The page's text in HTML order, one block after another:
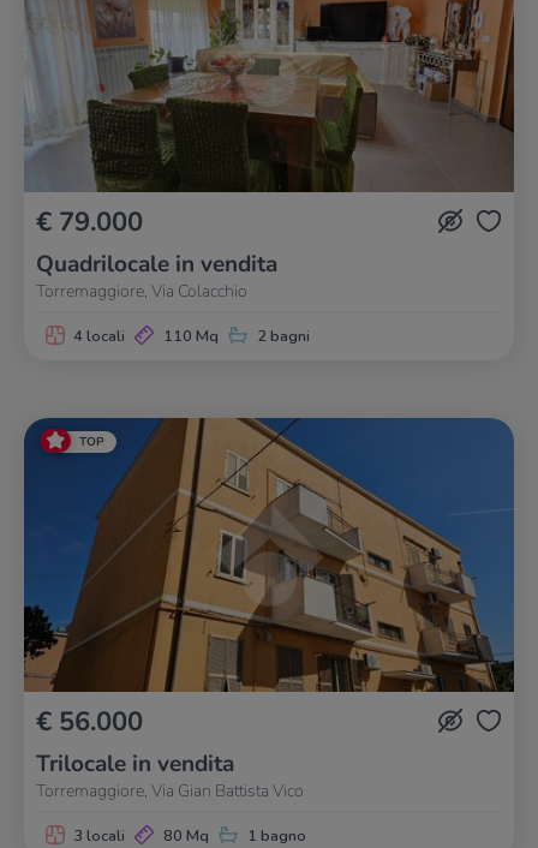
€ 79.000
Quadrilocale in vendita
Torremaggiore, Via Colacchio
4 locali 110 Mq 2 bagni
TOP
€ 56.000
Trilocale in vendita
Torremaggiore, Via Gian Battista Vico
3 locali 80 Mq 1 bagno